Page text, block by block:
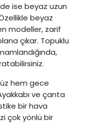
ise beyaz uzun
beyaz
modeller, zarif
çıkar. Topuklu
hem gece
ve çanta
bir hava
çok yönlü bir